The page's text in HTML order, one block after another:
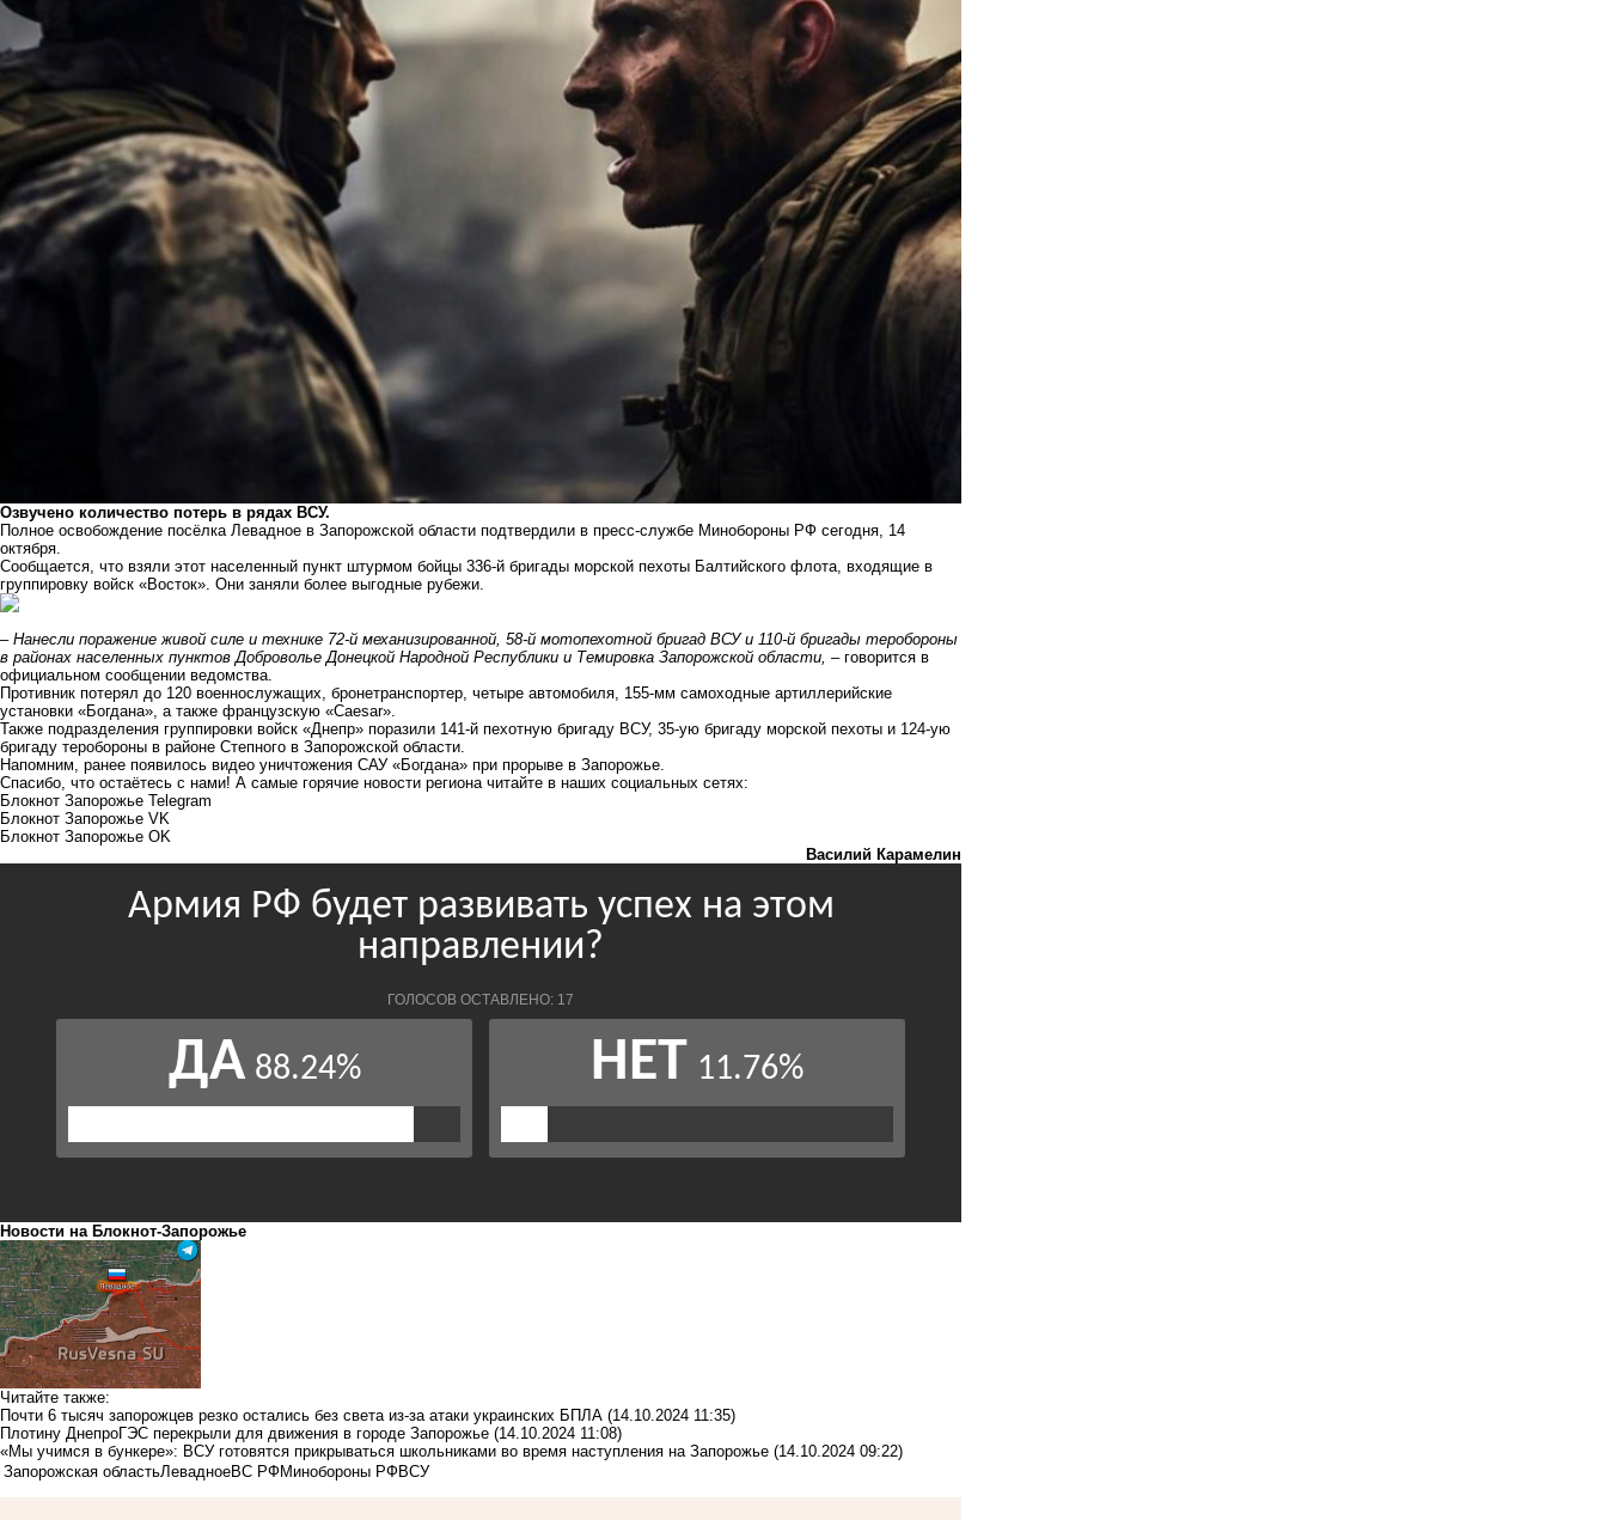
Озвучено количество потерь в рядах ВСУ.
Полное освобождение посёлка Левадное в Запорожской области подтвердили в пресс-службе Минобороны РФ сегодня, 14
октября.
Сообщается, что взяли этот населенный пункт штурмом бойцы 336-й бригады морской пехоты Балтийского флота, входящие в
группировку войск «Восток». Они заняли более выгодные рубежи.
– Нанесли поражение живой силе и технике 72-й механизированной, 58-й мотопехотной бригад ВСУ и 110-й бригады теробороны
в районах населенных пунктов Доброволье Донецкой Народной Республики и Темировка Запорожской области, – говорится в
официальном сообщении ведомства.
Противник потерял до 120 военнослужащих, бронетранспортер, четыре автомобиля, 155-мм самоходные артиллерийские
установки «Богдана», а также французскую «Caesar».
Также подразделения группировки войск «Днепр» поразили 141-й пехотную бригаду ВСУ, 35-ую бригаду морской пехоты и 124-ую
бригаду теробороны в районе Степного в Запорожской области.
Напомним, ранее появилось видео уничтожения САУ «Богдана» при прорыве в Запорожье.
Спасибо, что остаётесь с нами! А самые горячие новости региона читайте в наших социальных сетях:
Блокнот Запорожье Telegram
Блокнот Запорожье VK
Блокнот Запорожье OK
Василий Карамелин
Новости на Блoкнoт-Запорожье
Читайте также:
Почти 6 тысяч запорожцев резко остались без света из-за атаки украинских БПЛА (14.10.2024 11:35)
Плотину ДнепроГЭС перекрыли для движения в городе Запорожье (14.10.2024 11:08)
«Мы учимся в бункере»: ВСУ готовятся прикрываться школьниками во время наступления на Запорожье (14.10.2024 09:22)
Запорожская областьЛевадноеВС РФМинобороны РФВСУ